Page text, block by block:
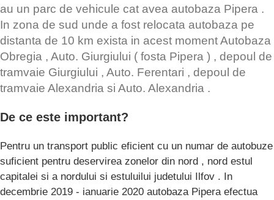
au un parc de vehicule cat avea autobaza Pipera .
In zona de sud unde a fost relocata autobaza pe
distanta de 10 km exista in acest moment Autobaza
Obregia , Auto. Giurgiului ( fosta Pipera ) , depoul de
tramvaie Giurgiului , Auto. Ferentari , depoul de
tramvaie Alexandria si Auto. Alexandria .
De ce este important?
Pentru un transport public eficient cu un numar de autobuze
suficient pentru deservirea zonelor din nord , nord estul
capitalei si a nordului si estuluilui judetului Ilfov . In
decembrie 2019 - ianuarie 2020 autobaza Pipera efectua